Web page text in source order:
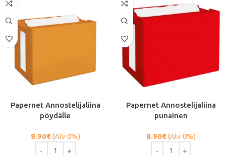
Papernet Annostelijaliina
pöydälle
8.90€(Alv 0%)
Papernet Annostelijaliina
punainen
8.90€(Alv 0%)